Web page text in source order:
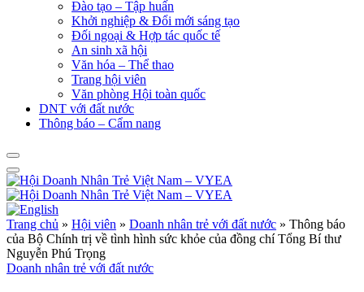
Đào tạo – Tập huấn
Khởi nghiệp & Đổi mới sáng tạo
Đối ngoại & Hợp tác quốc tế
An sinh xã hội
Văn hóa – Thể thao
Trang hội viên
Văn phòng Hội toàn quốc
DNT với đất nước
Thông báo – Cẩm nang
Trang chủ » Hội viên » Doanh nhân trẻ với đất nước » Thông báo
của Bộ Chính trị về tình hình sức khỏe của đồng chí Tổng Bí thư
Nguyễn Phú Trọng
Doanh nhân trẻ với đất nước